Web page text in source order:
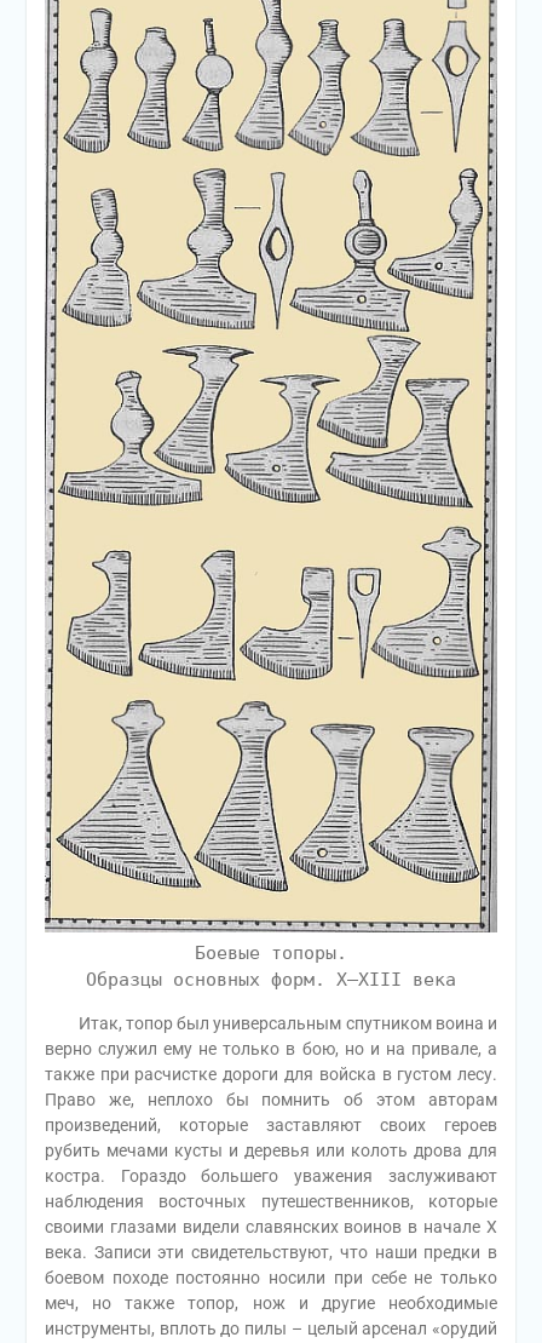
Боевые топоры.
Образцы основных форм. X–XIII века
Итак, топор был универсальным спутником воина и
верно служил ему не только в бою, но и на привале, а
также при расчистке дороги для войска в густом лесу.
Право же, неплохо бы помнить об этом авторам
произведений, которые заставляют своих героев
рубить мечами кусты и деревья или колоть дрова для
костра. Гораздо большего уважения заслуживают
наблюдения восточных путешественников, которые
своими глазами видели славянских воинов в начале Х
века. Записи эти свидетельствуют, что наши предки в
боевом походе постоянно носили при себе не только
меч, но также топор, нож и другие необходимые
инструменты, вплоть до пилы – целый арсенал «орудий